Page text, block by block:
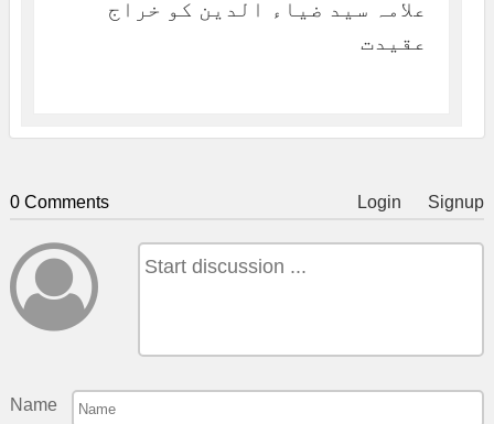
علامہ سید ضیاء الدین کو خراج
عقیدت
0 Comments Login Signup
Name